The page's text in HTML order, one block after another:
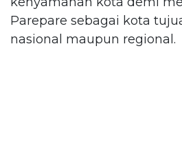
Parepare sebagai kota
nasional maupun regional.